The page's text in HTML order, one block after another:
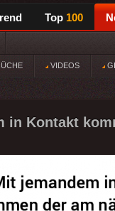
Top 100
VIDEOS
in Kontakt